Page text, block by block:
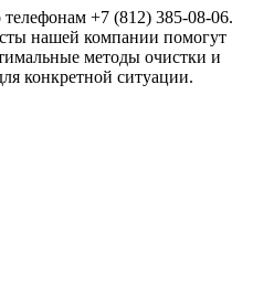
+7 (812) 385-08-06.
нашей компании помогут
методы очистки и
конкретной ситуации.